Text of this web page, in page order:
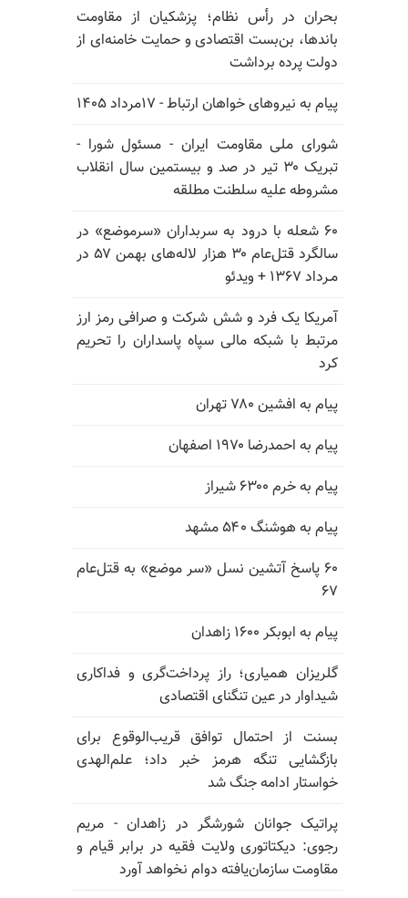
بحران در رأس نظام؛ پزشکیان از مقاومت
باندها، بن‌بست اقتصادی و حمایت خامنه‌ای از
دولت پرده برداشت
پیام به نیروهای خواهان ارتباط - ۱۷مرداد ۱۴۰۵
شورای ملی مقاومت ایران - مسئول شورا -
تبریک ۳۰ تیر در صد و بیستمین سال انقلاب
مشروطه علیه سلطنت مطلقه
۶۰ شعله با درود به سربداران «سرموضع» در
سالگرد قتل‌عام ۳۰ هزار لاله‌های بهمن ۵۷ در
مـرداد ۱۳۶۷ + ویدئو
آمریکا یک فرد و شش شرکت و صرافی رمز ارز
مرتبط با شبکه مالی سپاه پاسداران را تحریم
کرد
پیام به افشین ۷۸۰ تهران
پیام به احمدرضا ۱۹۷۰ اصفهان
پیام به خرم ۶۳۰۰ شیراز
پیام به هوشنگ ۵۴۰ مشهد
۶۰ پاسخ آتشین نسل «سر موضع» به قتل‌عام
۶۷
پیام به ابوبکر ۱۶۰۰ زاهدان
گلریزان همیاری؛ راز پرداخت‌گری و فداکاری
شیداوار در عین تنگنای اقتصادی
بسنت از احتمال توافق قریب‌الوقوع برای
بازگشایی تنگه هرمز خبر داد؛ علم‌الهدی
خواستار ادامه جنگ شد
پراتیک جوانان شورشگر در زاهدان - مریم
رجوی: دیکتاتوری ولایت فقیه در برابر قیام و
مقاومت سازمان‌یافته دوام نخواهد آورد